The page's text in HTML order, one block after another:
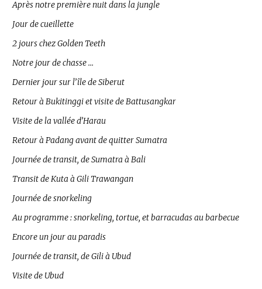
Après notre première nuit dans la jungle
Jour de cueillette
2 jours chez Golden Teeth
Notre jour de chasse …
Dernier jour sur l’île de Siberut
Retour à Bukitinggi et visite de Battusangkar
Visite de la vallée d’Harau
Retour à Padang avant de quitter Sumatra
Journée de transit, de Sumatra à Bali
Transit de Kuta à Gili Trawangan
Journée de snorkeling
Au programme : snorkeling, tortue, et barracudas au barbecue
Encore un jour au paradis
Journée de transit, de Gili à Ubud
Visite de Ubud